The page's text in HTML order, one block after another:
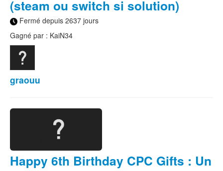
(steam ou switch si solution)
Fermé depuis 2637 jours
Gagné par : KaiN34
graouu
Happy 6th Birthday CPC Gifts : Un